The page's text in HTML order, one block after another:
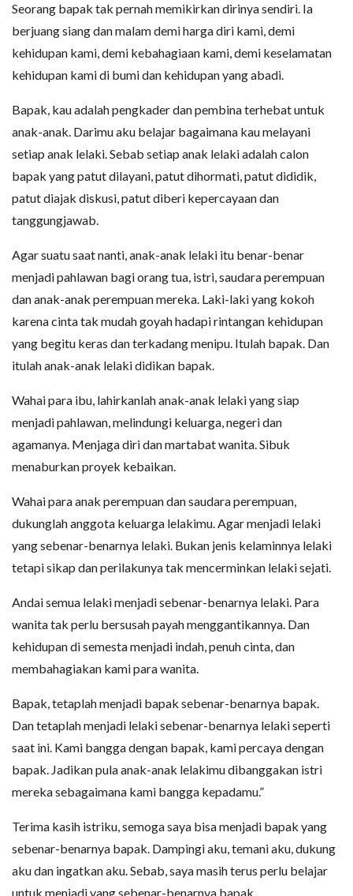
Seorang bapak tak pernah memikirkan dirinya sendiri. Ia
berjuang siang dan malam demi harga diri kami, demi
kehidupan kami, demi kebahagiaan kami, demi keselamatan
kehidupan kami di bumi dan kehidupan yang abadi.
Bapak, kau adalah pengkader dan pembina terhebat untuk
anak-anak. Darimu aku belajar bagaimana kau melayani
setiap anak lelaki. Sebab setiap anak lelaki adalah calon
bapak yang patut dilayani, patut dihormati, patut dididik,
patut diajak diskusi, patut diberi kepercayaan dan
tanggungjawab.
Agar suatu saat nanti, anak-anak lelaki itu benar-benar
menjadi pahlawan bagi orang tua, istri, saudara perempuan
dan anak-anak perempuan mereka. Laki-laki yang kokoh
karena cinta tak mudah goyah hadapi rintangan kehidupan
yang begitu keras dan terkadang menipu. Itulah bapak. Dan
itulah anak-anak lelaki didikan bapak.
Wahai para ibu, lahirkanlah anak-anak lelaki yang siap
menjadi pahlawan, melindungi keluarga, negeri dan
agamanya. Menjaga diri dan martabat wanita. Sibuk
menaburkan proyek kebaikan.
Wahai para anak perempuan dan saudara perempuan,
dukunglah anggota keluarga lelakimu. Agar menjadi lelaki
yang sebenar-benarnya lelaki. Bukan jenis kelaminnya lelaki
tetapi sikap dan perilakunya tak mencerminkan lelaki sejati.
Andai semua lelaki menjadi sebenar-benarnya lelaki. Para
wanita tak perlu bersusah payah menggantikannya. Dan
kehidupan di semesta menjadi indah, penuh cinta, dan
membahagiakan kami para wanita.
Bapak, tetaplah menjadi bapak sebenar-benarnya bapak.
Dan tetaplah menjadi lelaki sebenar-benarnya lelaki seperti
saat ini. Kami bangga dengan bapak, kami percaya dengan
bapak. Jadikan pula anak-anak lelakimu dibanggakan istri
mereka sebagaimana kami bangga kepadamu.”
Terima kasih istriku, semoga saya bisa menjadi bapak yang
sebenar-benarnya bapak. Dampingi aku, temani aku, dukung
aku dan ingatkan aku. Sebab, saya masih terus perlu belajar
untuk menjadi yang sebenar-benarnya bapak.